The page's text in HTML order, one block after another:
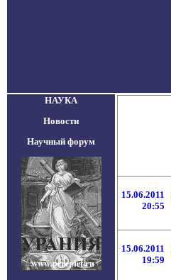
НАУКА
Новости
Научный форум
15.06.2011
20:55
15.06.2011
19:59